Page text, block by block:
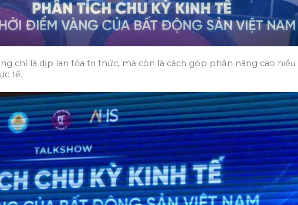
chỉ là dịp lan tỏa tri thức, mà còn là cách góp phần nâng cao
tế.